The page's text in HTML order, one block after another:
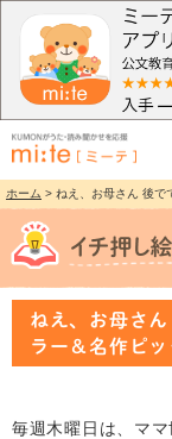
ホーム > ねえ、お母さん 後
ねえ、お母さ
ラー＆名作ピ
毎週木曜日は、マ